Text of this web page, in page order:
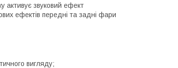
активує звуковий ефект
ефектів передні та задні фари
вигляду;